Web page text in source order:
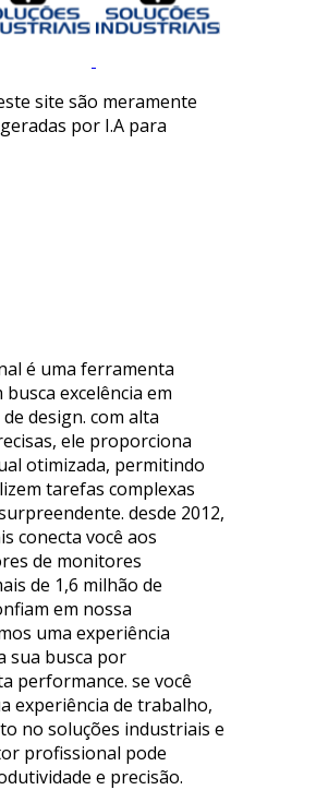
site são meramente
por I.A para
é uma ferramenta
excelência em
design. com alta
ele proporciona
otimizada, permitindo
tarefas complexas
desde 2012,
conecta você aos
de monitores
de 1,6 milhão de
em nossa
uma experiência
sua busca por
performance. se você
experiência de trabalho,
no soluções industriais e
profissional pode
e precisão.